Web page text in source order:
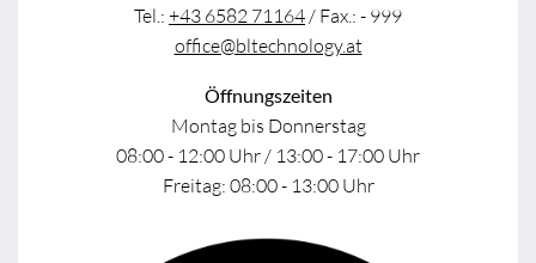
Tel.: +43 6582 71164/ Fax.: - 999
office@bltechnology.at
Öffnungszeiten
Montag bis Donnerstag
08:00 - 12:00 Uhr / 13:00 - 17:00 Uhr
Freitag: 08:00 - 13:00 Uhr